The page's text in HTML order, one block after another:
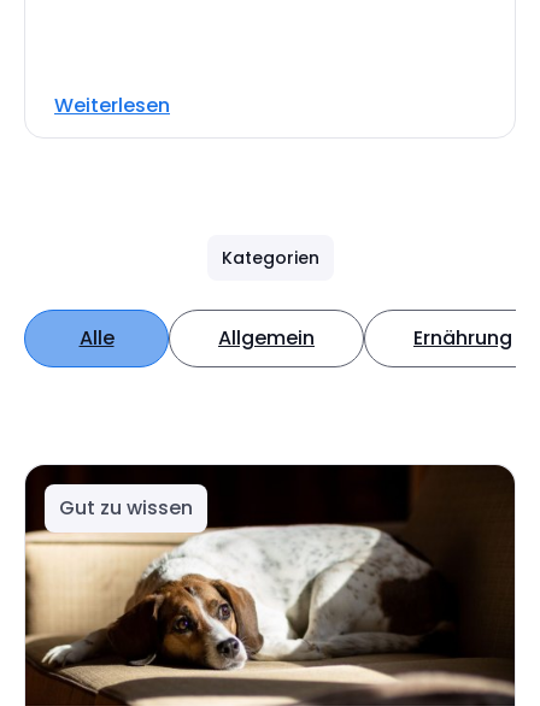
Weiterlesen
Kategorien
Alle Allgemein Ernährung
Gut zu wissen